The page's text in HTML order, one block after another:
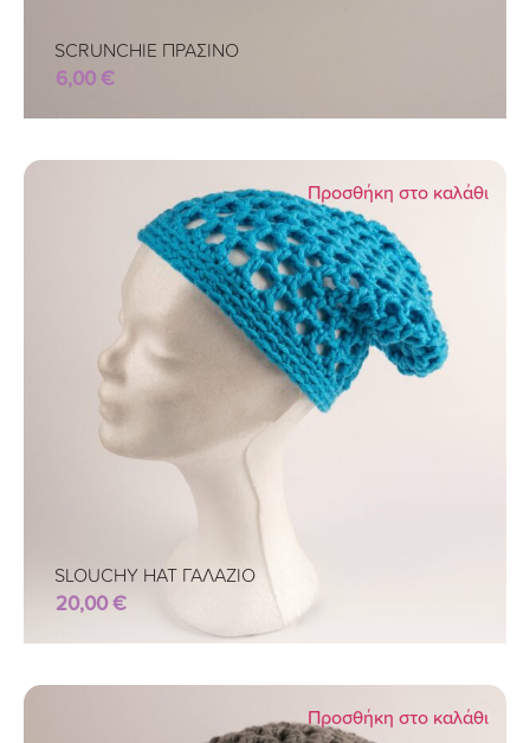
SCRUNCHIE ΠΡΑΣΙΝΟ
6,00 €
Προσθήκη στο καλάθι
SLOUCHY HAT ΓΑΛΑΖΙΟ
20,00€
Προσθήκη στο καλάθι